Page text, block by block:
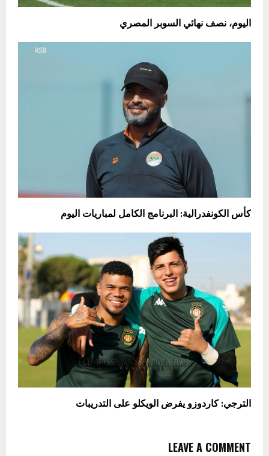
اليوم، نصف نهائي السوبر المصري
كأس الكونفدرالية: البرنامج الكامل لمباريات اليوم
الترجي: كاردوزو يفرض الويكلو على التدريبات
LEAVE A COMMENT